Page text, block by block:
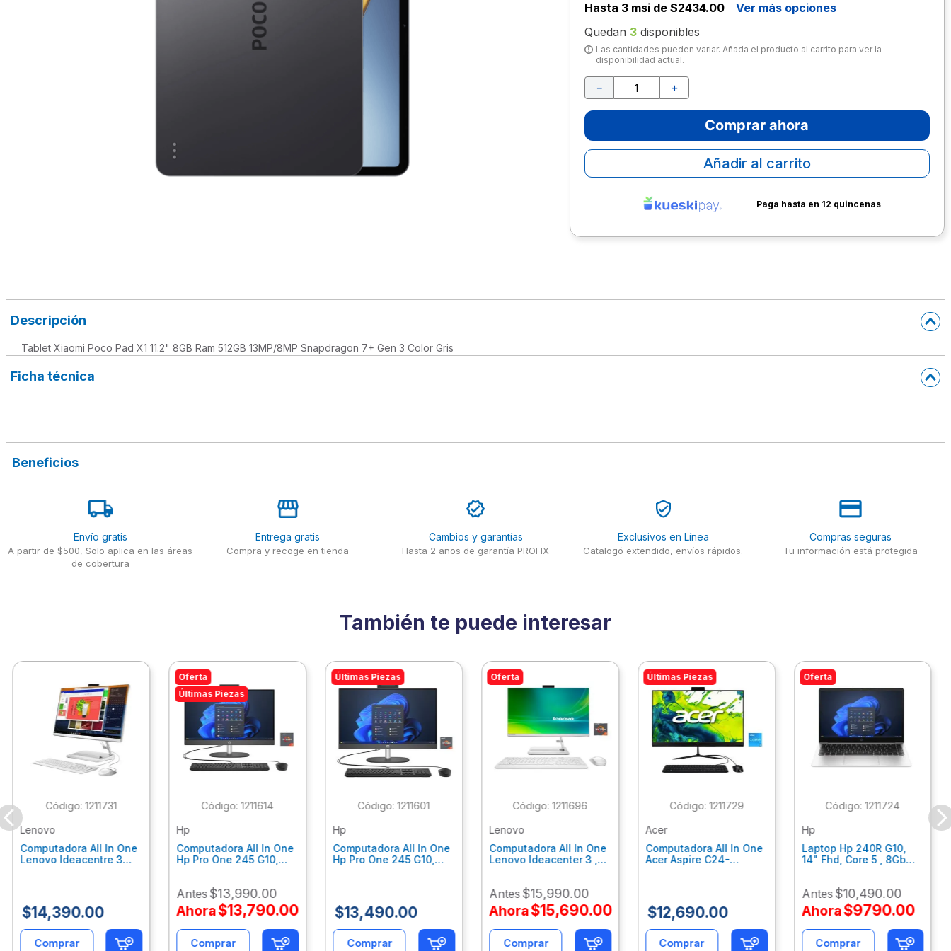
Hasta 3 msi de $2434.00
Ver más opciones
Quedan 3disponibles
Las cantidades pueden variar. Añada el producto al carrito para ver la
disponibilidad actual.
＋
－
Comprar ahora
Añadir al carrito
Paga hasta en 12 quincenas
Descripción
Tablet Xiaomi Poco Pad X1 11.2" 8GB Ram 512GB 13MP/8MP Snapdragon 7+ Gen 3 Color Gris
Ficha técnica
Beneficios
Envío gratis
A partir de $500, Solo aplica en las áreas
de cobertura
Entrega gratis
Compra y recoge en tienda
Cambios y garantías
Hasta 2 años de garantía PROFIX
Exclusivos en Línea
Catalogó extendido, envíos rápidos.
Compras seguras
Tu información está protegida
También te puede interesar
:1211731
Lenovo
Computadora All In One
Lenovo Ideacentre 3
F0G1014Ald
$14,390.00
Comprar
Oferta
Últimas Piezas
:1211614
Hp
Computadora All In One
Hp Pro One 245 G10,
Fhd, Win11Home
9P7K6La
Antes$13,990.00
Ahora$13,790.00
Comprar
Últimas Piezas
:1211601
Hp
Computadora All In One
Hp Pro One 245 G10,
9P7K5La
$13,490.00
Comprar
Oferta
:1211696
Lenovo
Computadora All In One
Lenovo Ideacenter 3 ,
Fhd, Win11 Home
F0G1014Nld
Antes$15,990.00
Ahora$15,690.00
Comprar
Últimas Piezas
: 1211729
Acer
Computadora All In One
Acer Aspire C24-
Dq.Bmjal.002
$12,690.00
Comprar
Oferta
:1211724
Hp
Laptop Hp 240R G10,
14" Fhd, Core 5 , 8Gb
Antes$10,490.00
Ahora$9790.00
Comprar
escolar